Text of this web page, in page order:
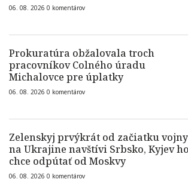
06. 08. 2026 0 komentárov
Prokuratúra obžalovala troch
pracovníkov Colného úradu
Michalovce pre úplatky
06. 08. 2026 0 komentárov
Zelenskyj prvýkrát od začiatku vojny
na Ukrajine navštívi Srbsko, Kyjev ho
chce odpútať od Moskvy
06. 08. 2026 0 komentárov